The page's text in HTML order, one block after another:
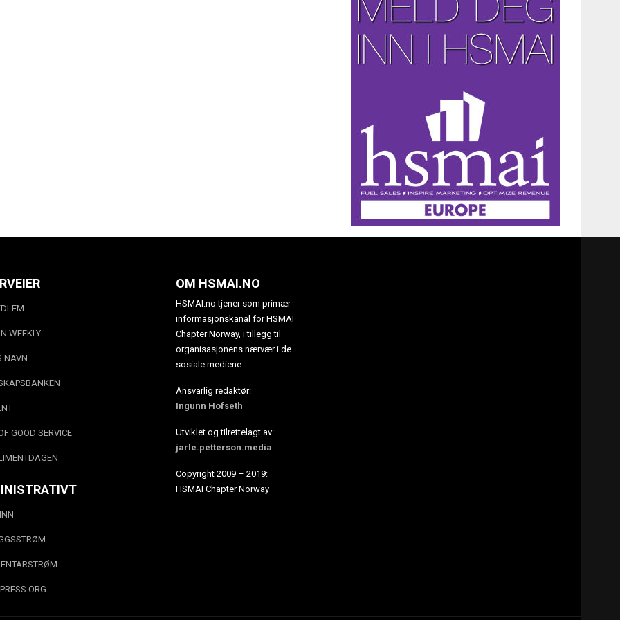
WEEKLY
NAVN
GOOD SERVICE
OM HSMAI.NO
HSMAI.no tjener som primær
informasjonskanal for HSMAI
Chapter Norway, i tillegg til
organisasjonens nærvær i de
sosiale mediene.
Ansvarlig redaktør:
Ingunn Hofseth
Utviklet og tilrettelagt av:
jarle.petterson.media
Copyright 2009 – 2019:
HSMAI Chapter Norway